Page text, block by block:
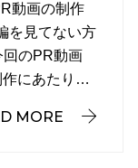
動画の制作
を見てない方
のPR動画
作にあたり…
MORE